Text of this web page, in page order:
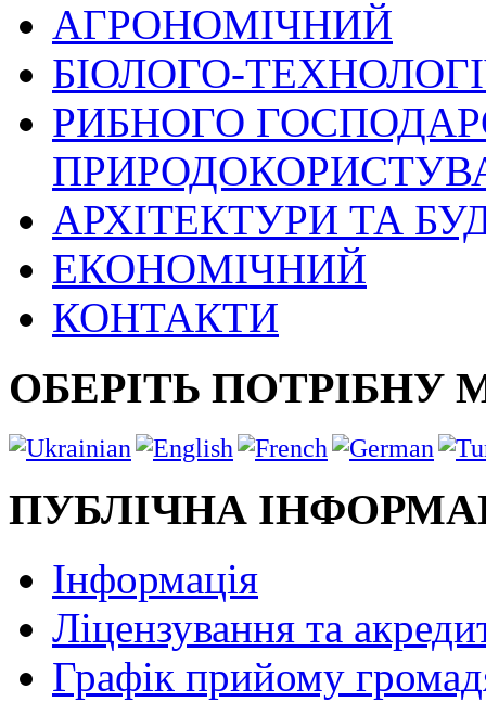
АГРОНОМІЧНИЙ
БІОЛОГО-
РИБНОГО
АРХІТЕКТУРИ ТА
ЕКОНОМІЧНИЙ
КОНТАКТИ
ОБЕРІТЬ ПОТРІБНУ
ПУБЛІЧНА
Інформація
Ліцензування та
Графік прийому